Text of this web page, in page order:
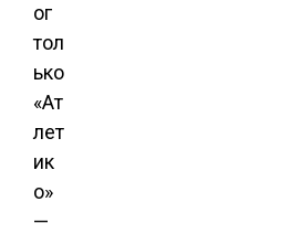
ог
тол
ько
«Ат
лет
ик
о»
—